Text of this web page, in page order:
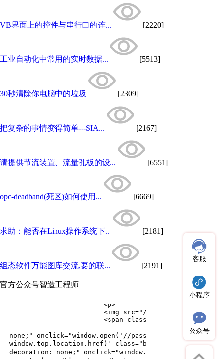
VB界面上的控件与串行口的连... [2220]
工业自动化中常用的实时数据... [5513]
30秒清除你电脑中的垃圾 [2309]
把复杂的事情变得简单---SIA... [2167]
请提供节流装置、流量孔板的设... [6551]
opc-deadband(死区)如何使用... [6669]
求助：能否在Linux操作系统下... [2181]
组态软件万能图库交流,要的联... [2191]
官方公众号智造工程师
客服
小程序
公众号